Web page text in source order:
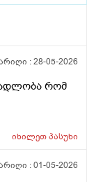
:28-05-2026
რომ
იხილეთპასუხი
:01-05-2026